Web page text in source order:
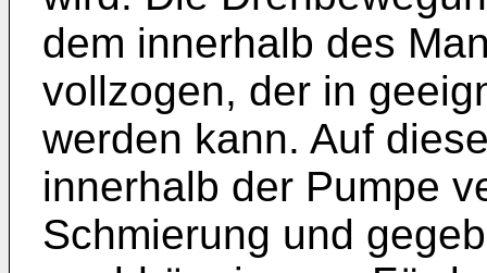
dem innerhalb des
vollzogen, der in
werden kann. Auf
innerhalb der Pumpe
Schmierung und